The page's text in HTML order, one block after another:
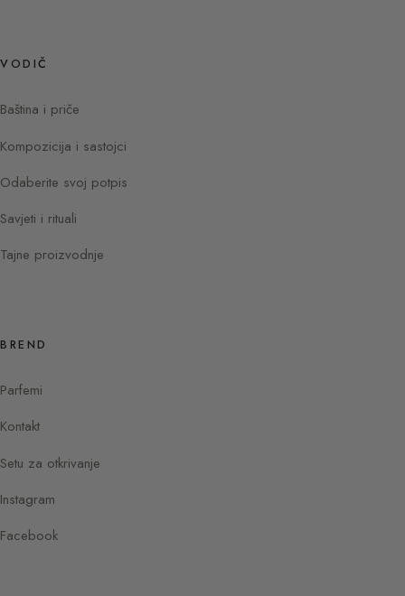
VODIČ
Baština i priče
Kompozicija i sastojci
Odaberite svoj potpis
Savjeti i rituali
Tajne proizvodnje
BREND
Parfemi
Kontakt
Setu za otkrivanje
Instagram
Facebook